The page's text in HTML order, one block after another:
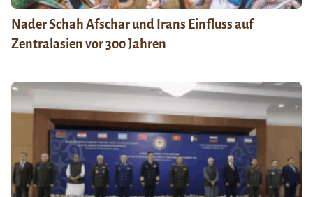
Nader Schah Afschar und Irans Einfluss auf
Zentralasien vor 300 Jahren